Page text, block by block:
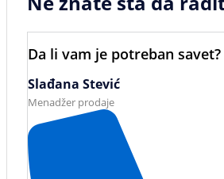
Da li vam je potreban savet?
Slađana Stević
Menadžer prodaje